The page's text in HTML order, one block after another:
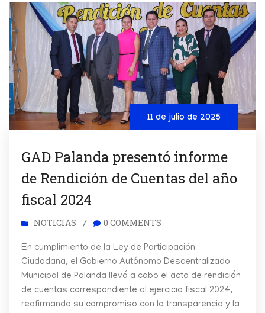
11 de julio de 2025
GAD Palanda presentó informe
de Rendición de Cuentas del año
fiscal 2024
NOTICIAS / 0 COMMENTS
En cumplimiento de la Ley de Participación
Ciudadana, el Gobierno Autónomo Descentralizado
Municipal de Palanda llevó a cabo el acto de rendición
de cuentas correspondiente al ejercicio fiscal 2024,
reafirmando su compromiso con la transparencia y la